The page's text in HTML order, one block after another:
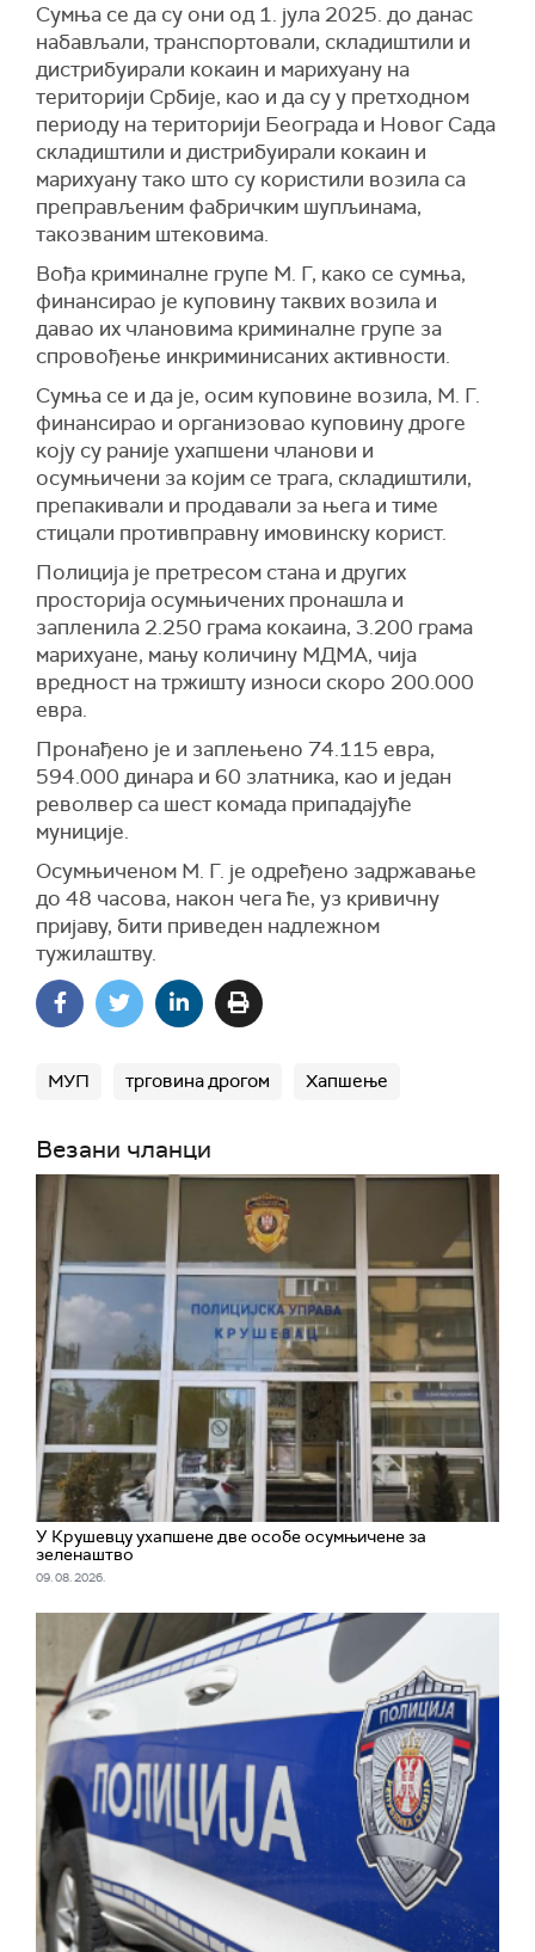
Сумња се да су они од 1. јула 2025. до данас
набављали, транспортовали, складиштили и
дистрибуирали кокаин и марихуану на
територији Србије, као и да су у претходном
периоду на територији Београда и Новог Сада
складиштили и дистрибуирали кокаин и
марихуану тако што су користили возила са
преправљеним фабричким шупљинама,
такозваним штековима.
Вођа криминалне групе М. Г, како се сумња,
финансирао је куповину таквих возила и
давао их члановима криминалне групе за
спровођење инкриминисаних активности.
Сумња се и да је, осим куповине возила, М. Г.
финансирао и организовао куповину дроге
коју су раније ухапшени чланови и
осумњичени за којим се трага, складиштили,
препакивали и продавали за њега и тиме
стицали противправну имовинску корист.
Полиција је претресом стана и других
просторија осумњичених пронашла и
запленила 2.250 грама кокаина, 3.200 грама
марихуане, мању количину МДМА, чија
вредност на тржишту износи скоро 200.000
евра.
Пронађено је и заплењено 74.115 евра,
594.000 динара и 60 златника, као и један
револвер са шест комада припадајуће
муниције.
Осумњиченом М. Г. је одређено задржавање
до 48 часова, након чега ће, уз кривичну
пријаву, бити приведен надлежном
тужилаштву.
МУП трговина дрогом Хапшење
Везани чланци
У Крушевцу ухапшене две особе осумњичене за
зеленаштво
09. 08. 2026.